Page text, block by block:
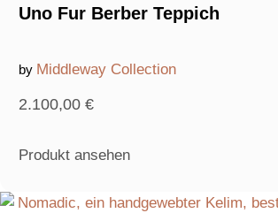
Uno Fur Berber Teppich
by Middleway Collection
2.100,00 €
Produkt ansehen